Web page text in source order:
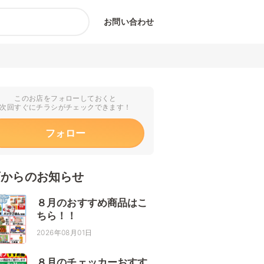
お問い合わせ
このお店をフォローしておくと
次回すぐにチラシがチェックできます！
フォロー
らのお知らせ
８月のおすすめ商品はこ
ちら！！
2026年08月01日